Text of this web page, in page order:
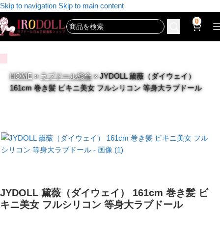
Skip to navigation Skip to main content
0
HOME»ラブドール総合»JYDOLL 黛薇（ダイウェイ）
161cm 巻き髪 ビキニ美女 フルシリコン 等身大ラブドール
JYDOLL 黛薇（ダイウェイ） 161cm 巻き髪 ビ
キニ美女 フルシリコン 等身大ラブドール